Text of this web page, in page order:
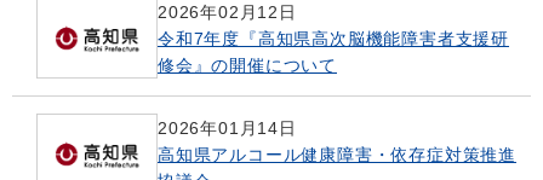
2026年02月12日
令和7年度『高知県高次脳機能障害者支援研
修会』の開催について
2026年01月14日
高知県アルコール健康障害・依存症対策推進